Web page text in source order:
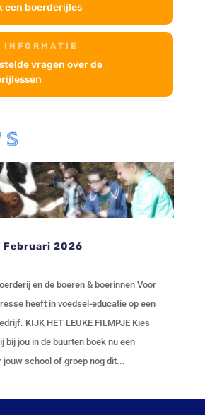
een boerderijles
INFORMATIE
vragen over de
Februari 2026
en de boeren & boerinnen Voor
heeft in voedsel-educatie op een
KIJK HET LEUKE FILMPJE Kies
bij jou in de buurten boek nu een
jouw school of groep nog dit...